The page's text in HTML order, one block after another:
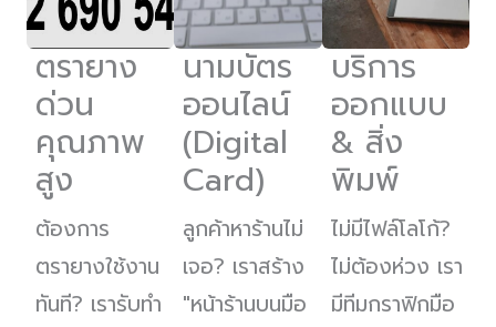
ตรายาง
ด่วน
คุณภาพ
สูง
ต้องการ
ตรายางใช้งาน
ทันที? เรารับทำ
นามบัตร
ออนไลน์
(Digital
Card)
ลูกค้าหาร้านไม่
เจอ? เราสร้าง
"หน้าร้านบนมือ
บริการ
ออกแบบ
& สิ่ง
พิมพ์
ไม่มีไฟล์โลโก้?
ไม่ต้องห่วง เรา
มีทีมกราฟิกมือ